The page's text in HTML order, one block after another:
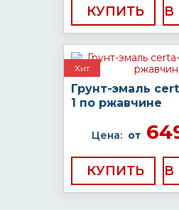
КУПИТЬ
Хит
Грунт-эмаль
1 по ржавчине
Цена: от
КУПИТЬ